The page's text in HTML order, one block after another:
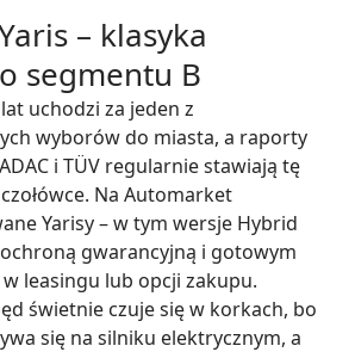
– klasyka
segmentu B
uchodzi za jeden z
wyborów do miasta, a raporty
i TÜV regularnie stawiają tę
Na Automarket
Yarisy – w tym wersje Hybrid
gwarancyjną i gotowym
leasingu lub opcji zakupu.
świetnie czuje się w korkach, bo
się na silniku elektrycznym, a